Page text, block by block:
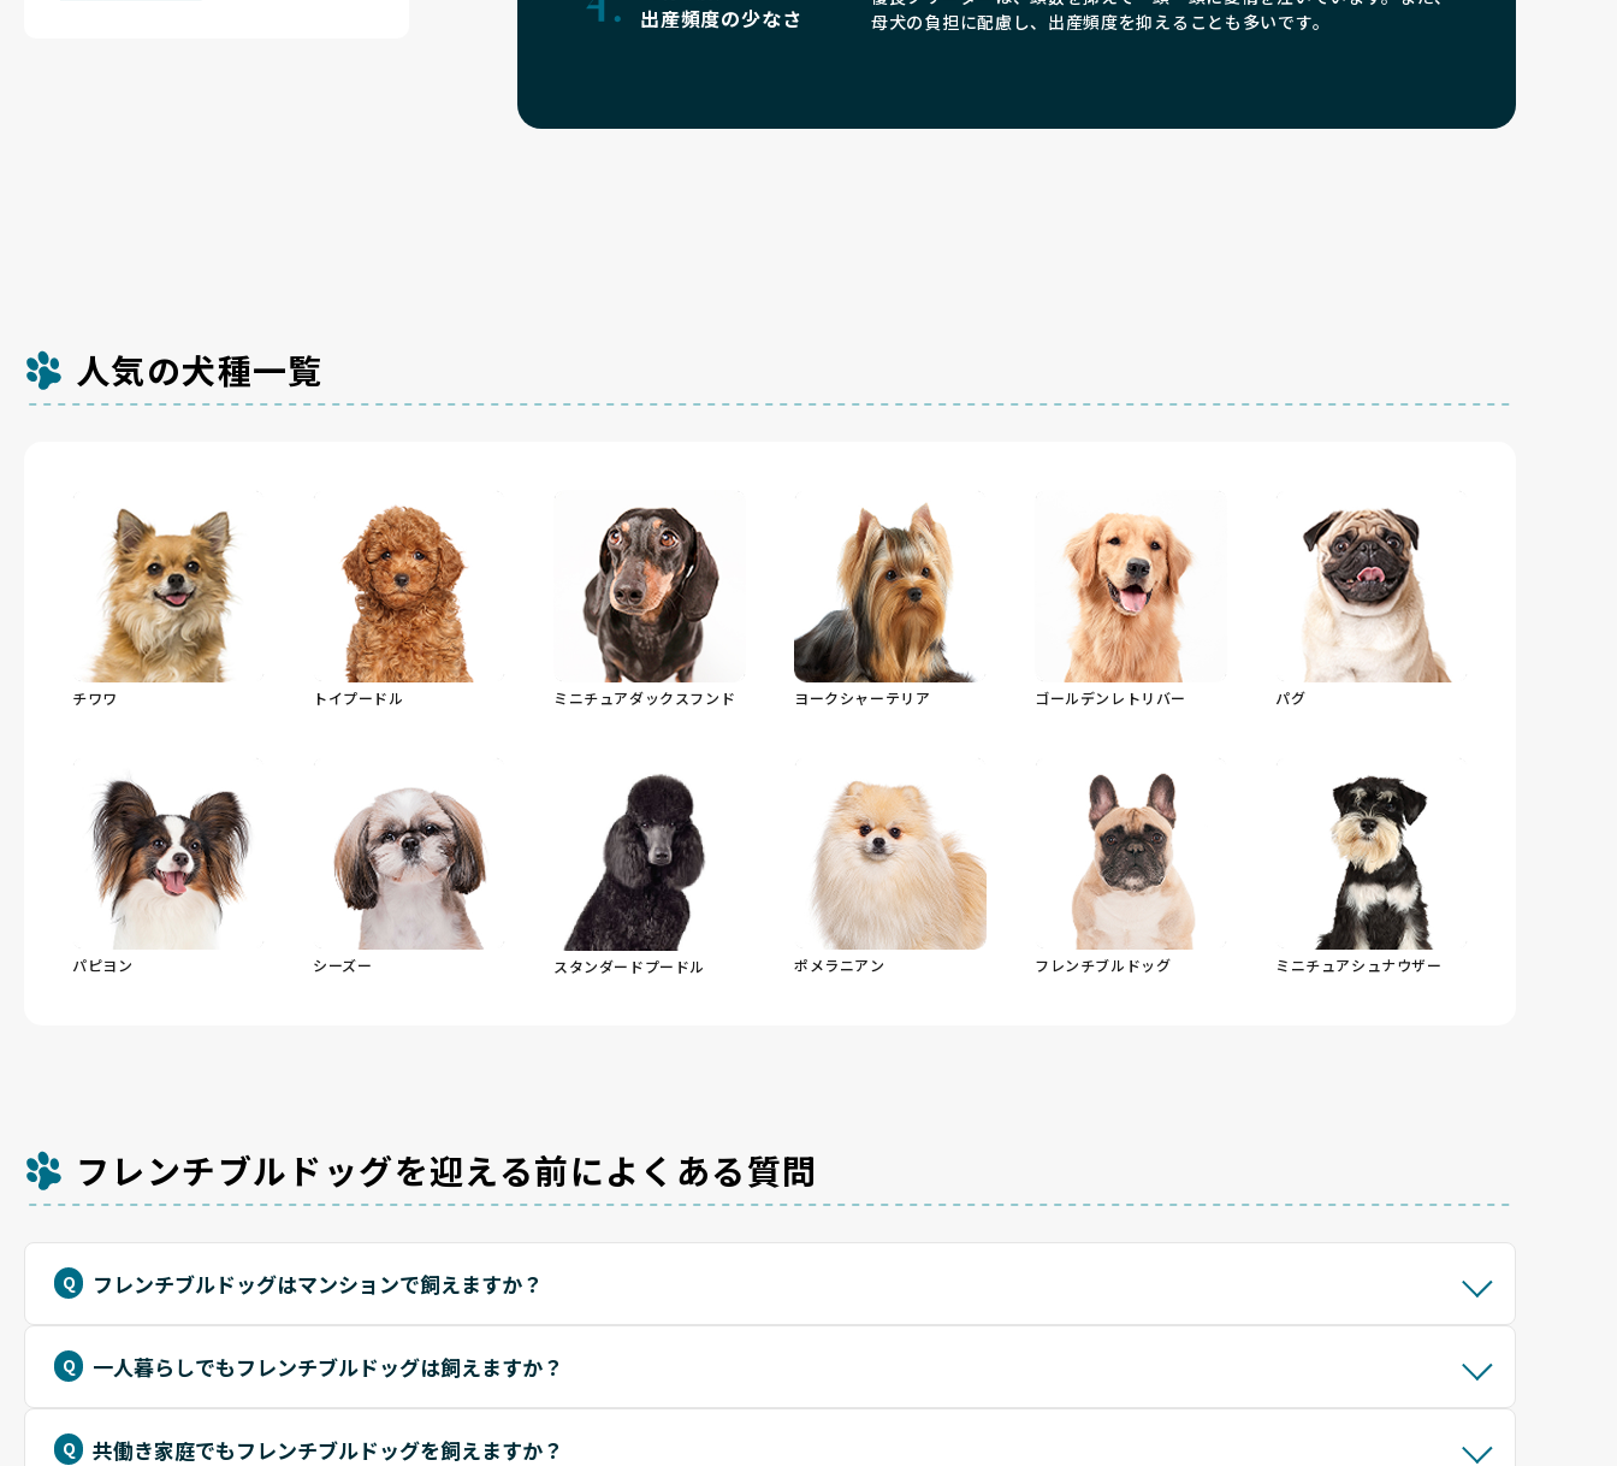
出産頻度の少なさ
母犬の負担に配慮し、出産頻度を抑えることも多いです。
人気の犬種一覧
チワワ トイプードル ミニチュアダックスフンド ヨークシャーテリア ゴールデンレトリバー パグ
パピヨン シーズー スタンダードプードル ポメラニアン フレンチブルドッグ ミニチュアシュナウザー
フレンチブルドッグを迎える前によくある質問
フレンチブルドッグはマンションで飼えますか？
一人暮らしでもフレンチブルドッグは飼えますか？
共働き家庭でもフレンチブルドッグを飼えますか？